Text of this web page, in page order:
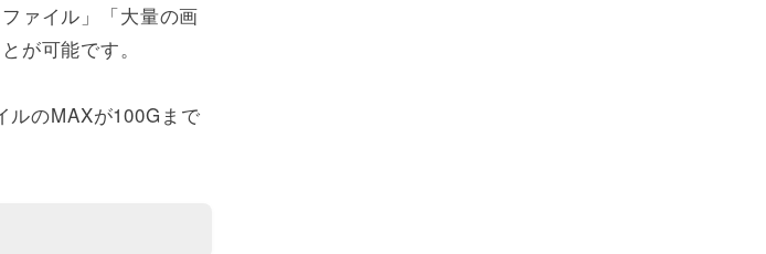
ァイル」「大量の画
が可能です。
ルのMAXが100Gまで